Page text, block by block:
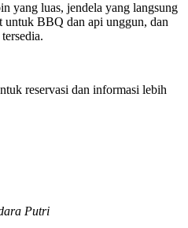
yang luas, jendela yang langsung
untuk BBQ dan api unggun, dan
reservasi dan informasi lebih
Putri